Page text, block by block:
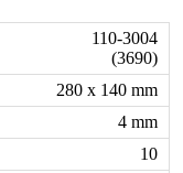
110-3004
(3690)
280 x 140 mm
4 mm
10